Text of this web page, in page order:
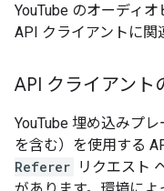
YouTube のオーディ
API クライアントに関
API クライアント
YouTube 埋め込みプ
を含む）を使用する
Referer リクエスト